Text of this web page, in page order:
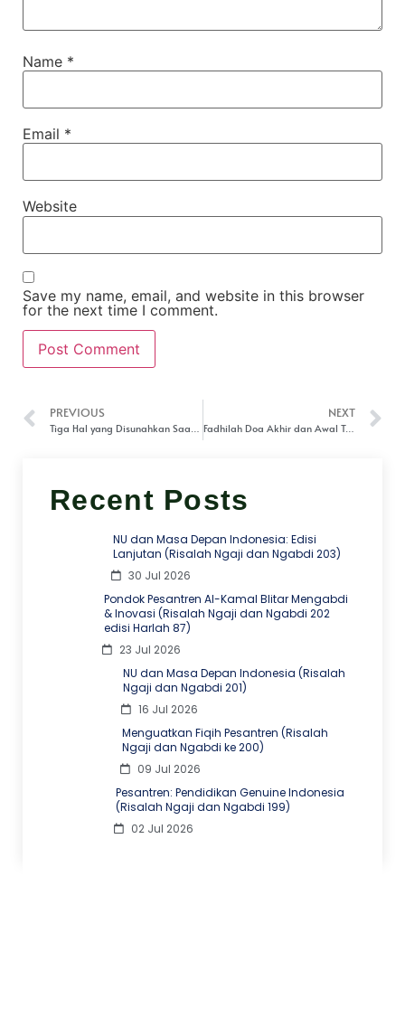
Name *
Email *
Website
Save my name, email, and website in this browser
for the next time I comment.
PREVIOUS NEXT
Fadhilah Doa Akhir dan Awal Tahun
Recent Posts
NU dan Masa Depan Indonesia: Edisi
Lanjutan (Risalah Ngaji dan Ngabdi 203)
30 Jul 2026
Pondok Pesantren Al-Kamal Blitar Mengabdi
& Inovasi (Risalah Ngaji dan Ngabdi 202
edisi Harlah 87)
23 Jul 2026
NU dan Masa Depan Indonesia (Risalah
Ngaji dan Ngabdi 201)
16 Jul 2026
Menguatkan Fiqih Pesantren (Risalah
Ngaji dan Ngabdi ke 200)
09 Jul 2026
Pesantren: Pendidikan Genuine Indonesia
(Risalah Ngaji dan Ngabdi 199)
02 Jul 2026